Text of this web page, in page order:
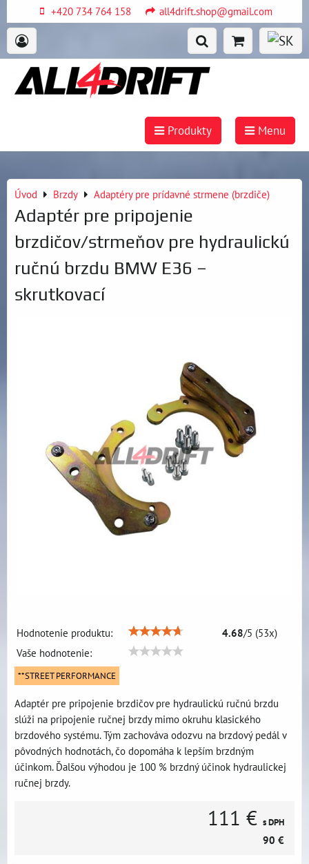
+420 734 764 158 all4drift.shop@gmail.com
Produkty Menu
Úvod Brzdy Adaptéry pre prídavné strmene (brzdiče)
Adaptér pre pripojenie
brzdičov/strmeňov pre hydraulickú
ručnú brzdu BMW E36 –
skrutkovací
Hodnotenie produktu: 4.68/5 (53x)
Vaše hodnotenie:
**STREET PERFORMANCE
Adaptér pre pripojenie brzdičov pre hydraulickú ručnú brzdu
slúži na pripojenie ručnej brzdy mimo okruhu klasického
brzdového systému. Tým zachováva odozvu na brzdový pedál v
pôvodných hodnotách, čo dopomáha k lepším brzdným
účinkom. Ďalšou výhodou je 100 % brzdný účinok hydraulickej
ručnej brzdy.
111 € s DPH
90 €